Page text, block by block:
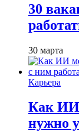
30
30 марта
Карьера
Как ИИ
нужно